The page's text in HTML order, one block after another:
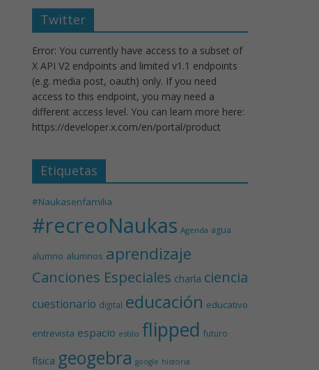
Twitter
Error: You currently have access to a subset of
X API V2 endpoints and limited v1.1 endpoints
(e.g. media post, oauth) only. If you need
access to this endpoint, you may need a
different access level. You can learn more here:
https://developer.x.com/en/portal/product
Etiquetas
#Naukasenfamilia
#recreoNaukas Agenda agua
alumno alumnos aprendizaje
Canciones Especiales charla ciencia
cuestionario digital educación educativo
entrevista espacio estilo flipped futuro
física geogebra google historia